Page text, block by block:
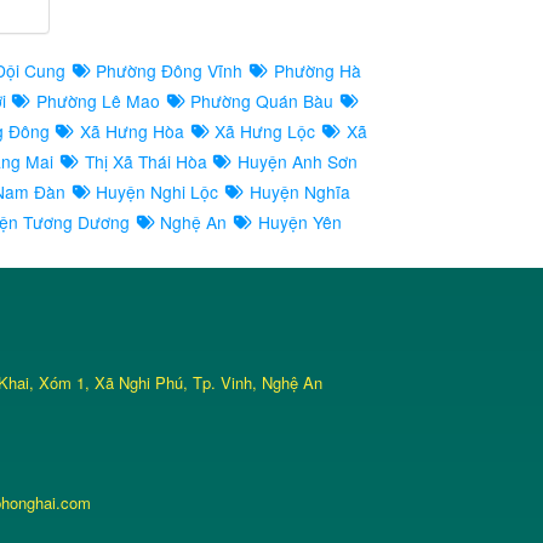
Cung Phường Đông Vĩnh
Phường Hà
Phường Lê Mao
Phường Quán Bàu
Đông
Xã Hưng Hòa Xã Hưng Lộc
Xã
Mai
Thị Xã Thái Hòa
Huyện Anh Sơn
Đàn
Huyện Nghi Lộc
Huyện Nghĩa
Tương Dương
Nghệ An Huyện Yên
Xóm 1, Xã Nghi Phú, Tp. Vinh, Nghệ An